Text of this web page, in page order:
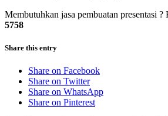
Membutuhkan jasa pembuatan presentasi
5758
Share this entry
Share on Facebook
Share on Twitter
Share on WhatsApp
Share on Pinterest